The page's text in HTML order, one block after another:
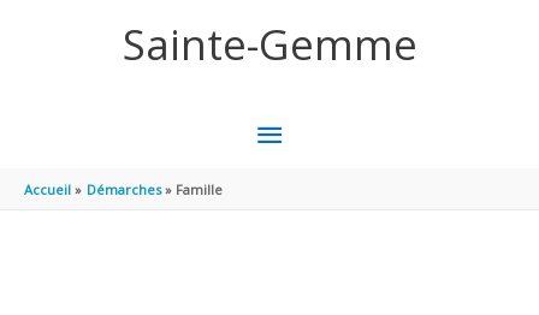
Sainte-Gemme
MENU
Accueil Démarches Famille